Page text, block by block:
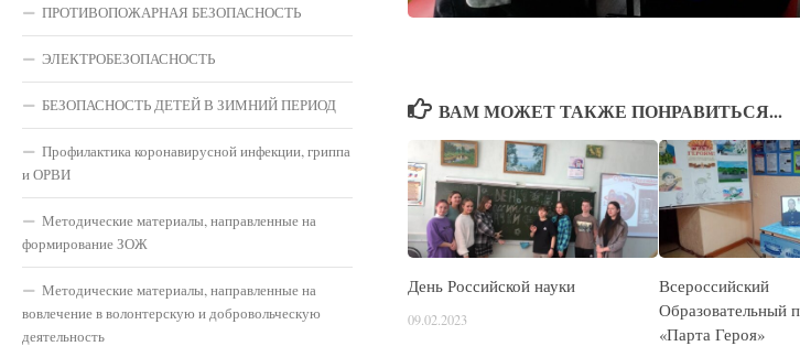
ВАМ МОЖЕТ ТАКЖЕ ПОНРАВИТЬСЯ...
День Российской науки
09.02.2023
Всероссийский
Образовательный
«Парта Героя»
ПРОТИВОПОЖАРНАЯ БЕЗОПАСНОСТЬ
ЭЛЕКТРОБЕЗОПАСНОСТЬ
БЕЗОПАСНОСТЬ ДЕТЕЙ В ЗИМНИЙ ПЕРИОД
Профилактика коронавирусной инфекции, гриппа
и ОРВИ
Методические материалы, направленные на
формирование ЗОЖ
Методические материалы, направленные на
вовлечение в волонтерскую и добровольческую
деятельность